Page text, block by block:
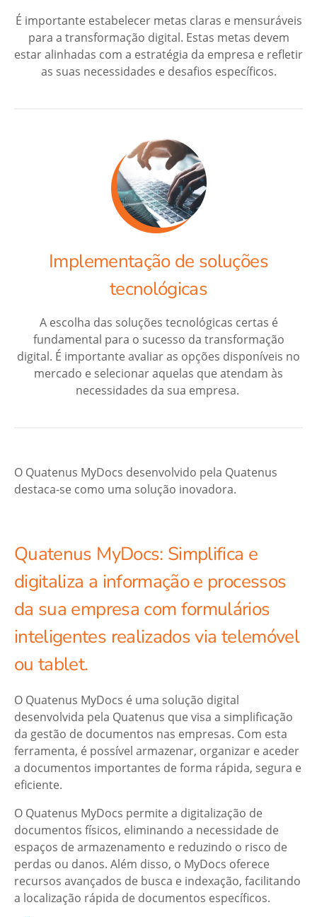
É importante estabelecer metas claras e mensuráveis
para a transformação digital. Estas metas devem
estar alinhadas com a estratégia da empresa e refletir
as suas necessidades e desafios específicos.
Implementação de soluções
tecnológicas
A escolha das soluções tecnológicas certas é
fundamental para o sucesso da transformação
digital. É importante avaliar as opções disponíveis no
mercado e selecionar aquelas que atendam às
necessidades da sua empresa.
O Quatenus MyDocs desenvolvido pela Quatenus
destaca-se como uma solução inovadora.
Quatenus MyDocs: Simplifica e
digitaliza a informação e processos
da sua empresa com formulários
inteligentes realizados via telemóvel
ou tablet.
O Quatenus MyDocs é uma solução digital
desenvolvida pela Quatenus que visa a simplificação
da gestão de documentos nas empresas. Com esta
ferramenta, é possível armazenar, organizar e aceder
a documentos importantes de forma rápida, segura e
eficiente.
O Quatenus MyDocs permite a digitalização de
documentos físicos, eliminando a necessidade de
espaços de armazenamento e reduzindo o risco de
perdas ou danos. Além disso, o MyDocs oferece
recursos avançados de busca e indexação, facilitando
a localização rápida de documentos específicos.